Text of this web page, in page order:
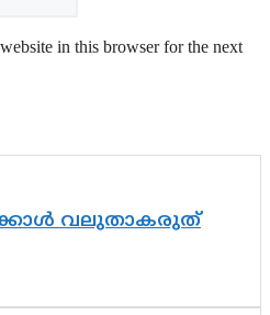
in this browser for the next
വലുതാകരുത്